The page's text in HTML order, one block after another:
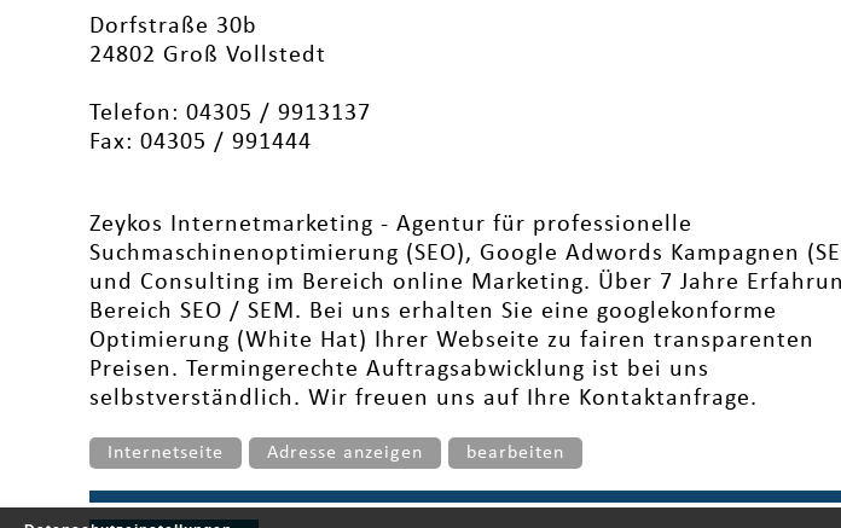
Dorfstraße 30b
24802 Groß Vollstedt
Telefon: 04305 / 9913137
Fax: 04305 / 991444
Zeykos Internetmarketing - Agentur für professionelle
Suchmaschinenoptimierung (SEO), Google Adwords Kampagnen
und Consulting im Bereich online Marketing. Über 7 Jahre
Bereich SEO / SEM. Bei uns erhalten Sie eine googlekonforme
Optimierung (White Hat) Ihrer Webseite zu fairen transparenten
Preisen. Termingerechte Auftragsabwicklung ist bei uns
selbstverständlich. Wir freuen uns auf Ihre Kontaktanfrage.
Internetseite Adresse anzeigen bearbeiten